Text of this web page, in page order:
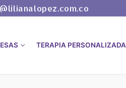
TERAPIA PERSONALIZADA